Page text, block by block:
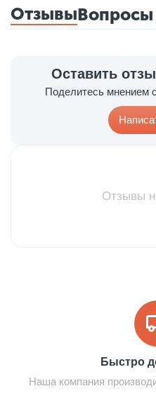
ОтзывыВопросы
Оставить
Поделитесь мнением
Отзывы
Быстро
Наша компания